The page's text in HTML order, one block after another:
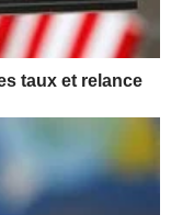
taux et relance